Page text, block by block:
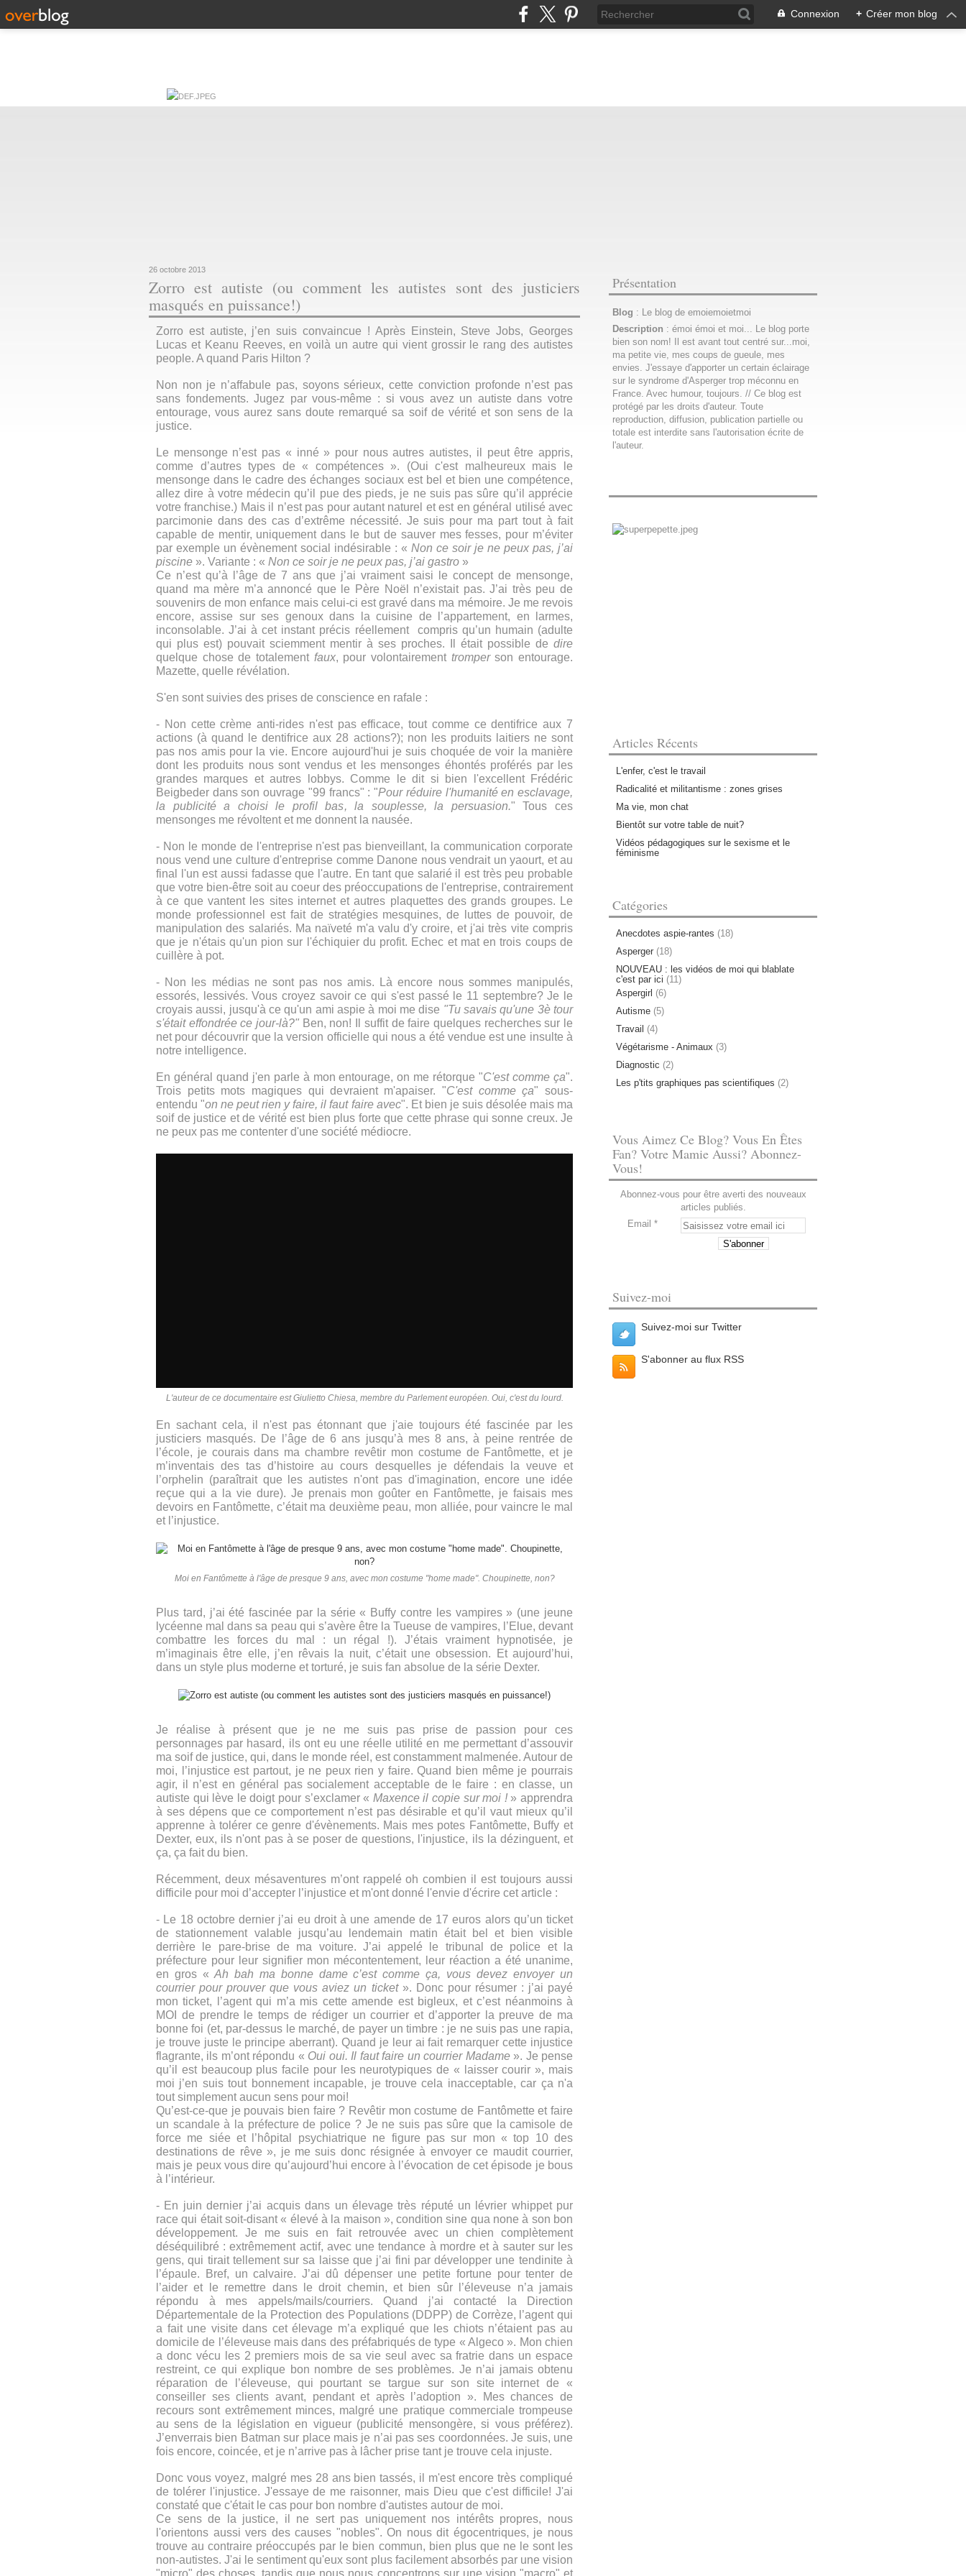
Connexion + Créer mon blog
26 octobre 2013
Zorro est autiste (ou comment les autistes sont des justiciers
masqués en puissance!)
Zorro est autiste, j’en suis convaincue ! Après Einstein, Steve Jobs, Georges
Lucas et Keanu Reeves, en voilà un autre qui vient grossir le rang des autistes
people. A quand Paris Hilton ?
Non non je n’affabule pas, soyons sérieux, cette conviction profonde n’est pas
sans fondements. Jugez par vous-même : si vous avez un autiste dans votre
entourage, vous aurez sans doute remarqué sa soif de vérité et son sens de la
justice.
Le mensonge n’est pas « inné » pour nous autres autistes, il peut être appris,
comme d’autres types de « compétences ». (Oui c'est malheureux mais le
mensonge dans le cadre des échanges sociaux est bel et bien une compétence,
allez dire à votre médecin qu’il pue des pieds, je ne suis pas sûre qu’il apprécie
votre franchise.) Mais il n’est pas pour autant naturel et est en général utilisé avec
parcimonie dans des cas d’extrême nécessité. Je suis pour ma part tout à fait
capable de mentir, uniquement dans le but de sauver mes fesses, pour m’éviter
par exemple un évènement social indésirable : « Non ce soir je ne peux pas, j’ai
piscine ». Variante : « Non ce soir je ne peux pas, j’ai gastro »
Ce n’est qu’à l’âge de 7 ans que j’ai vraiment saisi le concept de mensonge,
quand ma mère m’a annoncé que le Père Noël n’existait pas. J’ai très peu de
souvenirs de mon enfance mais celui-ci est gravé dans ma mémoire. Je me revois
encore, assise sur ses genoux dans la cuisine de l’appartement, en larmes,
inconsolable. J’ai à cet instant précis réellement compris qu’un humain (adulte
qui plus est) pouvait sciemment mentir à ses proches. Il était possible de dire
quelque chose de totalement faux, pour volontairement tromperson entourage.
Mazette, quelle révélation.
S'en sont suivies des prises de conscience en rafale :
- Non cette crème anti-rides n'est pas efficace, tout comme ce dentifrice aux 7
actions (à quand le dentifrice aux 28 actions?); non les produits laitiers ne sont
pas nos amis pour la vie. Encore aujourd'hui je suis choquée de voir la manière
dont les produits nous sont vendus et les mensonges éhontés proférés par les
grandes marques et autres lobbys. Comme le dit si bien l'excellent Frédéric
Beigbeder dans son ouvrage "99 francs" : "Pour réduire l'humanité en esclavage,
la publicité a choisi le profil bas, la souplesse, la persuasion." Tous ces
mensonges me révoltent et me donnent la nausée.
- Non le monde de l'entreprise n'est pas bienveillant, la communication corporate
nous vend une culture d'entreprise comme Danone nous vendrait un yaourt, et au
final l'un est aussi fadasse que l'autre. En tant que salarié il est très peu probable
que votre bien-être soit au coeur des préoccupations de l'entreprise, contrairement
à ce que vantent les sites internet et autres plaquettes des grands groupes. Le
monde professionnel est fait de stratégies mesquines, de luttes de pouvoir, de
manipulation des salariés. Ma naïveté m'a valu d'y croire, et j'ai très vite compris
que je n'étais qu'un pion sur l'échiquier du profit. Echec et mat en trois coups de
cuillère à pot.
- Non les médias ne sont pas nos amis. Là encore nous sommes manipulés,
essorés, lessivés. Vous croyez savoir ce qui s'est passé le 11 septembre? Je le
croyais aussi, jusqu'à ce qu'un ami aspie à moi me dise "Tu savais qu'une 3è tour
s'était effondrée ce jour-là?" Ben, non! Il suffit de faire quelques recherches sur le
net pour découvrir que la version officielle qui nous a été vendue est une insulte à
notre intelligence.
En général quand j'en parle à mon entourage, on me rétorque "C'est comme ça".
Trois petits mots magiques qui devraient m'apaiser. "C'est comme ça" sous-
entendu "on ne peut rien y faire, il faut faire avec". Et bien je suis désolée mais ma
soif de justice et de vérité est bien plus forte que cette phrase qui sonne creux. Je
ne peux pas me contenter d'une société médiocre.
L'auteur de ce documentaire est Giulietto Chiesa, membre du Parlement européen. Oui, c'est du lourd.
En sachant cela, il n'est pas étonnant que j'aie toujours été fascinée par les
justiciers masqués. De l’âge de 6 ans jusqu’à mes 8 ans, à peine rentrée de
l’école, je courais dans ma chambre revêtir mon costume de Fantômette, et je
m’inventais des tas d’histoire au cours desquelles je défendais la veuve et
l’orphelin (paraîtrait que les autistes n'ont pas d'imagination, encore une idée
reçue qui a la vie dure). Je prenais mon goûter en Fantômette, je faisais mes
devoirs en Fantômette, c’était ma deuxième peau, mon alliée, pour vaincre le mal
et l’injustice.
Moi en Fantômette à l'âge de presque 9 ans, avec mon costume "home made". Choupinette, non?
Plus tard, j’ai été fascinée par la série « Buffy contre les vampires » (une jeune
lycéenne mal dans sa peau qui s’avère être la Tueuse de vampires, l’Elue, devant
combattre les forces du mal : un régal !). J’étais vraiment hypnotisée, je
m’imaginais être elle, j’en rêvais la nuit, c’était une obsession. Et aujourd’hui,
dans un style plus moderne et torturé, je suis fan absolue de la série Dexter.
Je réalise à présent que je ne me suis pas prise de passion pour ces
personnages par hasard, ils ont eu une réelle utilité en me permettant d’assouvir
ma soif de justice, qui, dans le monde réel, est constamment malmenée. Autour de
moi, l’injustice est partout, je ne peux rien y faire. Quand bien même je pourrais
agir, il n’est en général pas socialement acceptable de le faire : en classe, un
autiste qui lève le doigt pour s’exclamer « Maxence il copie sur moi ! » apprendra
à ses dépens que ce comportement n’est pas désirable et qu’il vaut mieux qu’il
apprenne à tolérer ce genre d'évènements. Mais mes potes Fantômette, Buffy et
Dexter, eux, ils n'ont pas à se poser de questions, l'injustice, ils la dézinguent, et
ça, ça fait du bien.
Récemment, deux mésaventures m’ont rappelé oh combien il est toujours aussi
difficile pour moi d’accepter l’injustice et m'ont donné l'envie d'écrire cet article :
- Le 18 octobre dernier j’ai eu droit à une amende de 17 euros alors qu’un ticket
de stationnement valable jusqu’au lendemain matin était bel et bien visible
derrière le pare-brise de ma voiture. J’ai appelé le tribunal de police et la
préfecture pour leur signifier mon mécontentement, leur réaction a été unanime,
en gros « Ah bah ma bonne dame c’est comme ça, vous devez envoyer un
courrier pour prouver que vous aviez un ticket ». Donc pour résumer : j’ai payé
mon ticket, l’agent qui m’a mis cette amende est bigleux, et c’est néanmoins à
MOI de prendre le temps de rédiger un courrier et d’apporter la preuve de ma
bonne foi (et, par-dessus le marché, de payer un timbre : je ne suis pas une rapia,
je trouve juste le principe aberrant). Quand je leur ai fait remarquer cette injustice
flagrante, ils m’ont répondu « Oui oui. Il faut faire un courrier Madame». Je pense
qu’il est beaucoup plus facile pour les neurotypiques de « laisser courir », mais
moi j’en suis tout bonnement incapable, je trouve cela inacceptable, car ça n'a
tout simplement aucun sens pour moi!
Qu’est-ce-que je pouvais bien faire ? Revêtir mon costume de Fantômette et faire
un scandale à la préfecture de police ? Je ne suis pas sûre que la camisole de
force me siée et l’hôpital psychiatrique ne figure pas sur mon « top 10 des
destinations de rêve », je me suis donc résignée à envoyer ce maudit courrier,
mais je peux vous dire qu’aujourd’hui encore à l’évocation de cet épisode je bous
à l’intérieur.
- En juin dernier j’ai acquis dans un élevage très réputé un lévrier whippet pur
race qui était soit-disant « élevé à la maison », condition sine qua none à son bon
développement. Je me suis en fait retrouvée avec un chien complètement
déséquilibré : extrêmement actif, avec une tendance à mordre et à sauter sur les
gens, qui tirait tellement sur sa laisse que j’ai fini par développer une tendinite à
l’épaule. Bref, un calvaire. J’ai dû dépenser une petite fortune pour tenter de
l’aider et le remettre dans le droit chemin, et bien sûr l’éleveuse n’a jamais
répondu à mes appels/mails/courriers. Quand j’ai contacté la Direction
Départementale de la Protection des Populations (DDPP) de Corrèze, l’agent qui
a fait une visite dans cet élevage m’a expliqué que les chiots n’étaient pas au
domicile de l’éleveuse mais dans des préfabriqués de type « Algeco ». Mon chien
a donc vécu les 2 premiers mois de sa vie seul avec sa fratrie dans un espace
restreint, ce qui explique bon nombre de ses problèmes. Je n’ai jamais obtenu
réparation de l’éleveuse, qui pourtant se targue sur son site internet de «
conseiller ses clients avant, pendant et après l’adoption ». Mes chances de
recours sont extrêmement minces, malgré une pratique commerciale trompeuse
au sens de la législation en vigueur (publicité mensongère, si vous préférez).
J’enverrais bien Batman sur place mais je n’ai pas ses coordonnées. Je suis, une
fois encore, coincée, et je n’arrive pas à lâcher prise tant je trouve cela injuste.
Donc vous voyez, malgré mes 28 ans bien tassés, il m'est encore très compliqué
de tolérer l'injustice. J'essaye de me raisonner, mais Dieu que c'est difficile! J'ai
constaté que c'était le cas pour bon nombre d'autistes autour de moi.
Ce sens de la justice, il ne sert pas uniquement nos intérêts propres, nous
l'orientons aussi vers des causes "nobles". On nous dit égocentriques, je nous
trouve au contraire préoccupés par le bien commun, bien plus que ne le sont les
non-autistes. J'ai le sentiment qu'eux sont plus facilement absorbés par une vision
Présentation
Blog : Le blog de emoiemoietmoi
Description : émoi émoi et moi... Le blog porte
bien son nom! Il est avant tout centré sur...moi,
ma petite vie, mes coups de gueule, mes
envies. J'essaye d'apporter un certain éclairage
sur le syndrome d'Asperger trop méconnu en
France. Avec humour, toujours. // Ce blog est
protégé par les droits d'auteur. Toute
reproduction, diffusion, publication partielle ou
totale est interdite sans l'autorisation écrite de
l'auteur.
Articles Récents
L'enfer, c'est le travail
Radicalité et militantisme : zones grises
Ma vie, mon chat
Bientôt sur votre table de nuit?
Vidéos pédagogiques sur le sexisme et le
féminisme
Catégories
Anecdotes aspie-rantes (18)
Asperger (18)
NOUVEAU : les vidéos de moi qui blablate
c'est par ici (11)
Aspergirl (6)
Autisme (5)
Travail (4)
Végétarisme - Animaux (3)
Diagnostic (2)
Les p'tits graphiques pas scientifiques (2)
Vous Aimez Ce Blog? Vous En Êtes
Fan? Votre Mamie Aussi? Abonnez-
Vous!
Abonnez-vous pour être averti des nouveaux
articles publiés.
Email
Suivez-moi
Suivez-moi sur Twitter
S'abonner au flux RSS